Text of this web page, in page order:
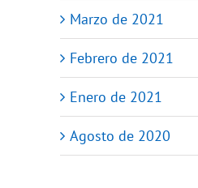
Marzo de 2021
Febrero de 2021
Enero de 2021
Agosto de 2020